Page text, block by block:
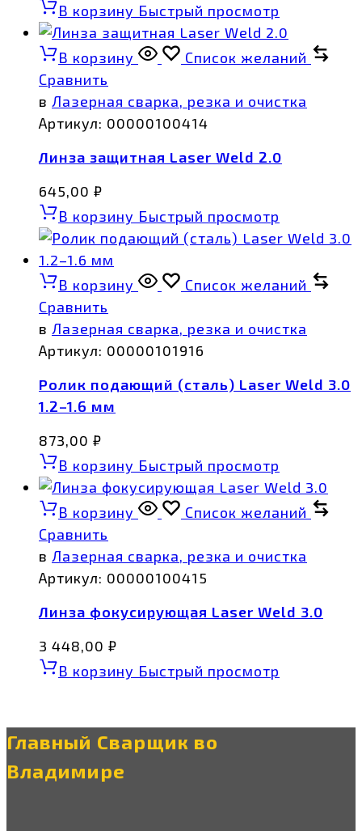
В корзину Быстрый просмотр
В корзину
Список желаний
Сравнить
в Лазерная сварка, резка и очистка
Артикул: 00000100414
Линза защитная Laser Weld 2.0
645,00 ₽
В корзину Быстрый просмотр
В корзину
Список желаний
Сравнить
в Лазерная сварка, резка и очистка
Артикул: 00000101916
Ролик подающий (cталь) Laser Weld 3.0
1.2–1.6 мм
873,00 ₽
В корзину Быстрый просмотр
В корзину
Список желаний
Сравнить
в Лазерная сварка, резка и очистка
Артикул: 00000100415
Линза фокусирующая Laser Weld 3.0
3 448,00 ₽
В корзину Быстрый просмотр
Главный Сварщик во
Владимире